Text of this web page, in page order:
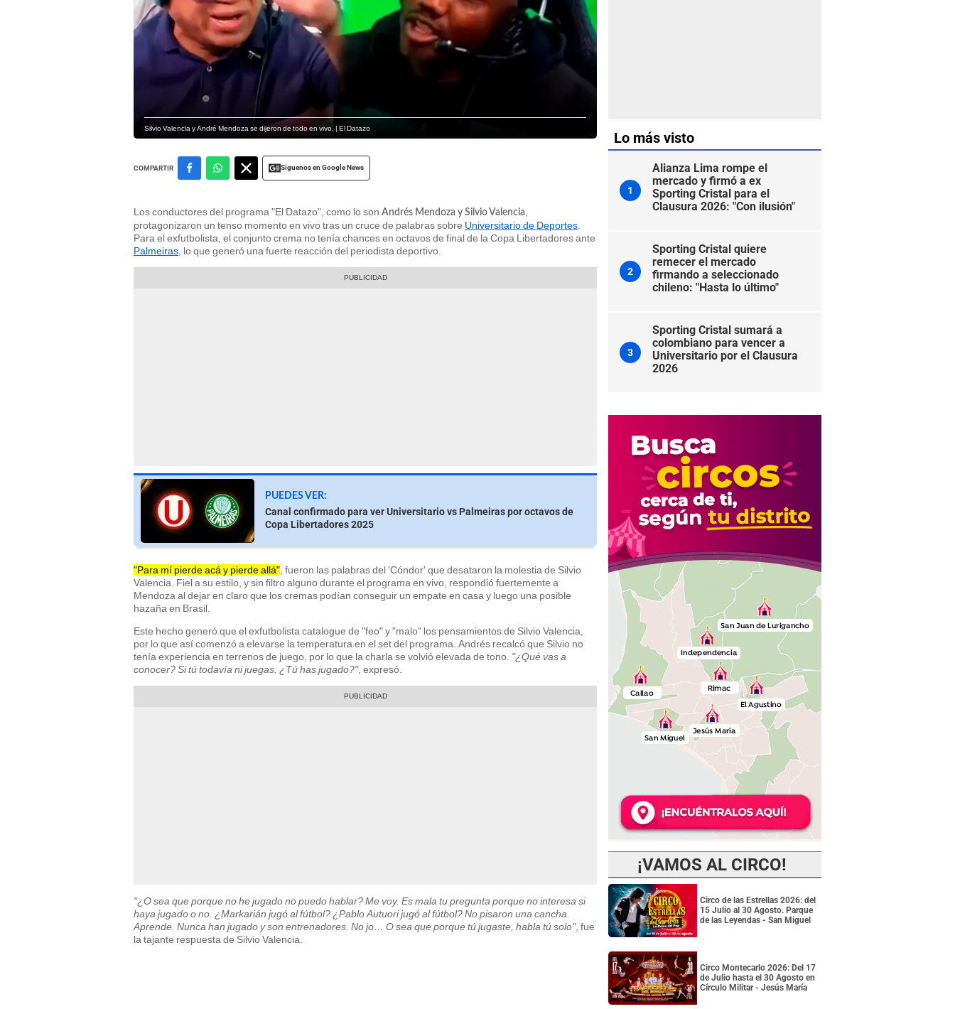
Silvio Valencia y André Mendoza se dijeron de todo en vivo. | El Datazo
COMPARTIR Siguenos en Google News
Los conductores del programa "El Datazo", como lo son Andrés Mendoza y Silvio Valencia
protagonizaron un tenso momento en vivo tras un cruce de palabras sobre Universitario de Deportes
Para el exfutbolista, el conjunto crema no tenía chances en octavos de final de la Copa Libertadores ante
Palmeiras , lo que generó una fuerte reacción del periodista deportivo.
PUEDES VER:
Canal confirmado para ver Universitario vs Palmeiras por octavos de
Copa Libertadores 2025
"Para mí pierde acá y pierde allá" , fueron las palabras del 'Cóndor' que desataron la molestia de Silvio
Valencia. Fiel a su estilo, y sin filtro alguno durante el programa en vivo, respondió fuertemente a
Mendoza al dejar en claro que los cremas podían conseguir un empate en casa y luego una posible
hazaña en Brasil.
Este hecho generó que el exfutbolista catalogue de "feo" y "malo" los pensamientos de Silvio Valencia,
por lo que así comenzó a elevarse la temperatura en el set del programa. Andrés recalcó que Silvio no
tenía experiencia en terrenos de juego, por lo que la charla se volvió elevada de tono. "¿Qué vas a
conocer? Si tú todavía ni juegas. ¿Tú has jugado?", expresó.
"¿O sea que porque no he jugado no puedo hablar? Me voy. Es mala tu pregunta porque no interesa si
haya jugado o no. ¿Markarián jugó al fútbol? ¿Pablo Autuori jugó al fútbol? No pisaron una cancha.
Aprende. Nunca han jugado y son entrenadores. No jo… O sea que porque tú jugaste, habla tú solo", fue
la tajante respuesta de Silvio Valencia.
Lo más visto
1
Alianza Lima rompe el
mercado y firmó a ex
Sporting Cristal para el
Clausura 2026: "Con ilusión"
2
Sporting Cristal quiere
remecer el mercado
firmando a seleccionado
chileno: "Hasta lo último"
3
Sporting Cristal sumará a
colombiano para vencer a
Universitario por el Clausura
2026
¡VAMOS AL CIRCO!
Circo de las Estrellas 2026: del
15 Julio al 30 Agosto. Parque
de las Leyendas - San Miguel
Circo Montecarlo 2026: Del 17
de Julio hasta el 30 Agosto en
Círculo Militar - Jesús María